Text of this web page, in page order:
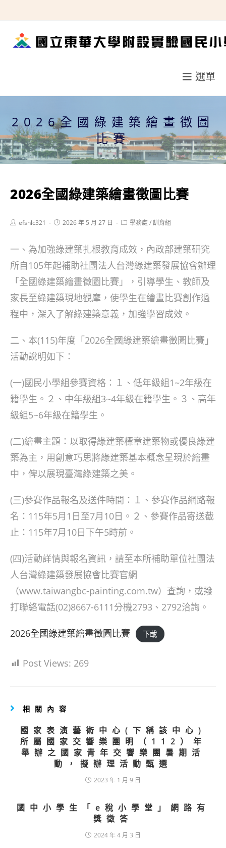
轉
選單
2026全國綠建築繪畫徵圖
比賽
2026全國綠建築繪畫徵圖比賽
Postefshlc321
Post2026 年 5 月 27 日
Post學務處 /訓育組
一、為加強綠建築扎根教育成效，內政部建築研究
所自105年起補助社團法人台灣綠建築發展協會辦理
「全國綠建築繪畫徵圖比賽」，引導學生、教師及
家長至綠建築現地觀摩，使學生在繪畫比賽創作過
程中，深入了解綠建築意義，加強學習成效。
二、本(115)年度「2026全國綠建築繪畫徵圖比賽」
活動說明如下：
(一)國民小學組參賽資格：１、低年級組1~2年級在
籍學生。２、中年級組3~4年級在籍學生。３、高年
級組5~6年級在籍學生。
(二)繪畫主題：以取得綠建築標章建築物或優良綠建
築為主，用創意巧思將綠建築基本概念呈現於繪畫
中，俾以展現臺灣綠建築之美。
(三)參賽作品報名及送件時間：１、參賽作品網路報
名：115年5月1日至7月10日。２、參賽作品寄送截
止：115年7月10日下午5時前。
(四)活動詳情與報名資訊，請至本所補助單位社團法
人台灣綠建築發展協會比賽官網
（www.taiwangbc-painting.com.tw）查詢，或撥
打聯絡電話(02)8667-6111分機2793、2792洽詢。
2026全國綠建築繪畫徵圖比賽 下載
Post Views: 269
相關內容
國家表演藝術中心(下稱該中心)
所屬國家交響樂團明（112）年
舉辦之國家青年交響樂團暑期活
動，擬辦理活動甄選
2023 年 1 月 9 日
國中小學生「e稅小學堂」網路有
獎徵答
2024 年 4 月 3 日